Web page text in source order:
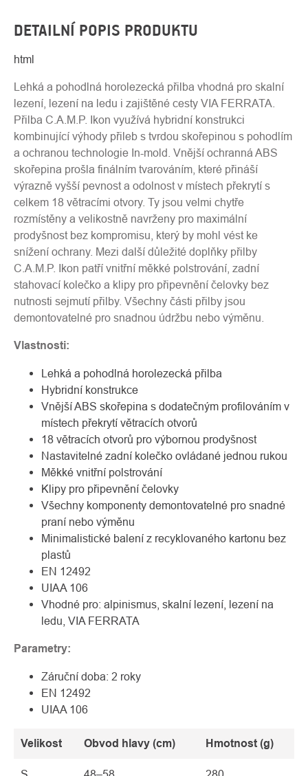
DETAILNÍ POPIS PRODUKTU
html
Lehká a pohodlná horolezecká přilba vhodná pro skalní
lezení, lezení na ledu i zajištěné cesty VIA FERRATA.
Přilba C.A.M.P. Ikon využívá hybridní konstrukci
kombinující výhody přileb s tvrdou skořepinou s pohodlím
a ochranou technologie In-mold. Vnější ochranná ABS
skořepina prošla finálním tvarováním, které přináší
výrazně vyšší pevnost a odolnost v místech překrytí s
celkem 18 větracími otvory. Ty jsou velmi chytře
rozmístěny a velikostně navrženy pro maximální
prodyšnost bez kompromisu, který by mohl vést ke
snížení ochrany. Mezi další důležité doplňky přilby
C.A.M.P. Ikon patří vnitřní měkké polstrování, zadní
stahovací kolečko a klipy pro připevnění čelovky bez
nutnosti sejmutí přilby. Všechny části přilby jsou
demontovatelné pro snadnou údržbu nebo výměnu.
Vlastnosti:
Lehká a pohodlná horolezecká přilba
Hybridní konstrukce
Vnější ABS skořepina s dodatečným profilováním v
místech překrytí větracích otvorů
18 větracích otvorů pro výbornou prodyšnost
Nastavitelné zadní kolečko ovládané jednou rukou
Měkké vnitřní polstrování
Klipy pro připevnění čelovky
Všechny komponenty demontovatelné pro snadné
praní nebo výměnu
Minimalistické balení z recyklovaného kartonu bez
plastů
EN 12492
UIAA 106
Vhodné pro: alpinismus, skalní lezení, lezení na
ledu, VIA FERRATA
Parametry:
Záruční doba: 2 roky
EN 12492
UIAA 106
Velikost Obvod hlavy (cm) Hmotnost (g)